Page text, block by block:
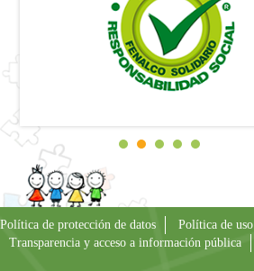
Política de protección de datos
Política de uso
Transparencia y acceso a información pública